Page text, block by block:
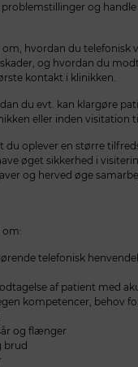
og handle
hvordan du telefonisk
og hvordan du
kontakt i klinikken.
du evt. kan klargøre
eller inden visitation
du oplever en større
øget sikkerhed i
og herved øge
om:
telefonisk
af patient med
kompetencer, behov
og flænger
brud